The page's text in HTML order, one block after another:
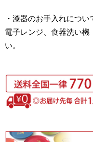
・漆器のお手入れについ
電子レンジ、食器洗い機
い。